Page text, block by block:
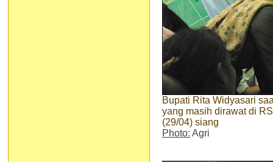
Bupati Rita Widyasari
yang masih dirawat di
(29/04) siang
Photo: Agri